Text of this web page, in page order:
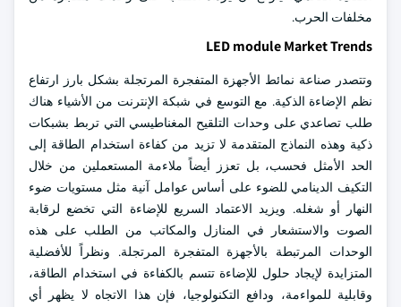
مخلفات الحرب.
LED module Market Trends
وتتصدر صناعة نمائط الأجهزة المتفجرة المرتجلة بشكل بارز ارتفاع
نظم الإضاءة الذكية. مع التوسع في شبكة الإنترنت من الأشياء هناك
طلب تصاعدي على وحدات التلقيح المغناطيسي التي تربط بشبكات
ذكية وهذه النماذج المتقدمة لا تزيد من كفاءة استخدام الطاقة إلى
الحد الأمثل فحسب، بل تعزز أيضاً ملاءمة المستعملين من خلال
التكيف الدينامي للضوء على أساس عوامل آنية مثل مستويات ضوء
النهار أو شغله. ويزيد الاعتماد السريع للإضاءة التي تخضع لرقابة
الصوت والاستشعار في المنازل والمكاتب من الطلب على هذه
الوحدات المرتبطة بالأجهزة المتفجرة المرتجلة. ونظراً للأفضلية
المتزايدة لإيجاد حلول للإضاءة تتسم بالكفاءة في استخدام الطاقة،
وقابلية للمواءمة، ودافع التكنولوجيا، فإن هذا الاتجاه لا يظهر أي